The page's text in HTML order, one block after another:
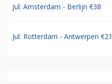
Jul: Amsterdam - Berlijn €38
Jul: Rotterdam - Antwerpen €21